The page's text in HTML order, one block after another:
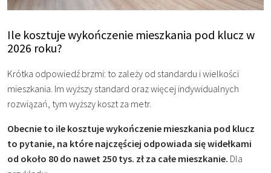
Ile kosztuje wykończenie mieszkania pod klucz w
2026 roku?
Krótka odpowiedź brzmi: to zależy od standardu i wielkości
mieszkania. Im wyższy standard oraz więcej indywidualnych
rozwiązań, tym wyższy koszt za metr.
Obecnie to ile kosztuje wykończenie mieszkania pod klucz
to pytanie, na które najczęściej odpowiada się widełkami
od około 80 do nawet 250 tys. zł za całe mieszkanie. Dla